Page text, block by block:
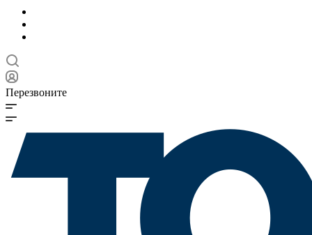
Перезвоните